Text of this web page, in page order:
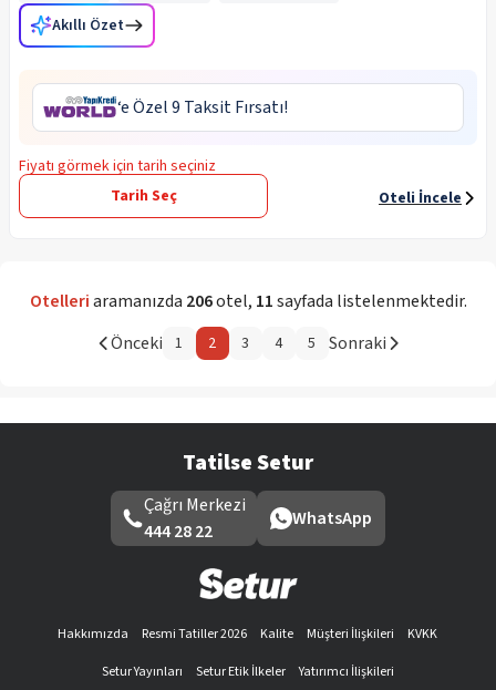
Akıllı Özet
‘e Özel 9 Taksit Fırsatı!
Fiyatı görmek için tarih seçiniz
Tarih Seç
Oteli İncele
Otelleriaramanızda 206otel, 11sayfada listelenmektedir.
Önceki 1 2 3 4 5 Sonraki
Tatilse Setur
Çağrı Merkezi
444 28 22
WhatsApp
Hakkımızda Resmi Tatiller 2026 Kalite Müşteri İlişkileri
KVKK
Setur Yayınları
Setur Etik İlkeler
Yatırımcı İlişkileri